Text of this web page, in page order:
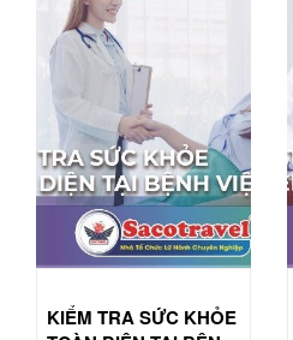
KIỂM TRA SỨC KHỎE